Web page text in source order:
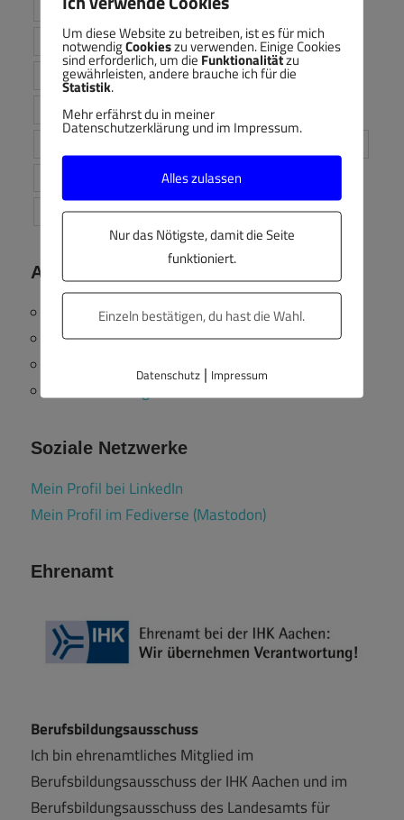
Evernote HowTo HTML5
ISO 9001:2015
IT KI Kreativität
Lehren
Lernen
Lerninhalte Links Linux
LMS
Mac
Medien Meinung
Video VPN
Workflows
Anmelden
Anmelden
Eintrags-Feed
Soziale Netzwerke
Mein Profil bei LinkedIn
Mein Profil im Fediverse (Mastodon)
Ehrenamt
Berufsbildungsausschuss
Ich bin ehrenamtliches Mitglied im
Berufsbildungsausschuss der IHK Aachen und im
Berufsbildungsausschuss des Landesamts für
Um diese Website zu betreiben, ist es für mich
notwendigCookieszu verwenden. Einige Cookies
sind erforderlich, um dieFunktionalitätzu
gewährleisten, andere brauche ich für die
Statistik.
Mehr erfährst du in meiner
Datenschutzerklärung und im Impressum.
Alles zulassen
Nur das Nötigste, damit die Seite
funktioniert.
Einzeln bestätigen, du hast die Wahl.
Datenschutz| Impressum